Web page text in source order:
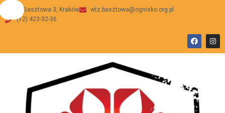
ul Basztowa 3, Kraków
wtz.basztowa@ognisko.org.pl
(12) 423-32-36